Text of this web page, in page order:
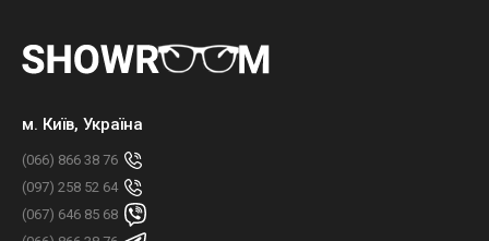
м. Київ, Україна
(066) 866 38 76
(097) 258 52 64
(067) 646 85 68